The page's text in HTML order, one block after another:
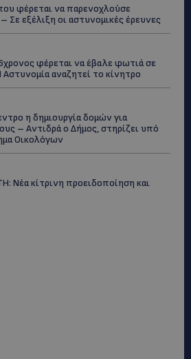
φέρεται να παρενοχλούσε
Σε εξέλιξη οι αστυνομικές έρευνες
φέρεται να έβαλε φωτιά σε
αναζητεί το κίνητρο
η δημιουργία δομών για
– Αντιδρά ο Δήμος, στηρίζει υπό
Οικολόγων
Νέα κίτρινη προειδοποίηση και